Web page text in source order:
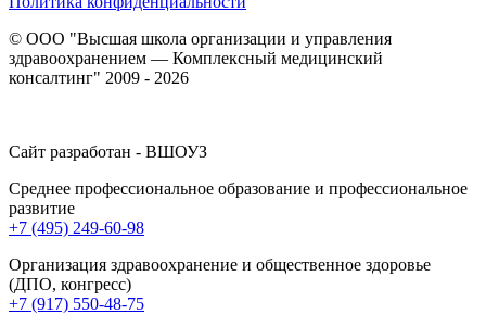
© ООО "Высшая школа организации и управления
здравоохранением — Комплексный медицинский
консалтинг" 2009 - 2026
Сайт разработан - ВШОУЗ
Среднее профессиональное образование и профессиональное
развитие
+7 (495) 249-60-98
Организация здравоохранение и общественное здоровье
(ДПО, конгресс)
+7 (917) 550-48-75